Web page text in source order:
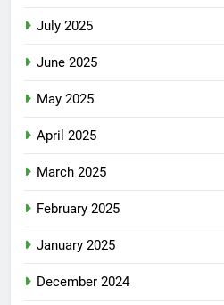
July 2025
June 2025
May 2025
April 2025
March 2025
February 2025
January 2025
December 2024